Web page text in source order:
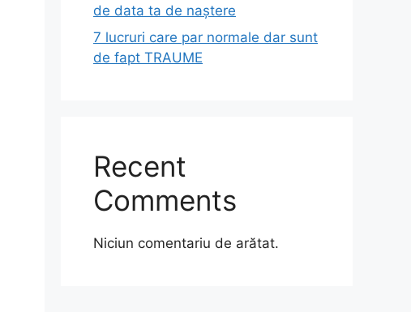
de data ta de naștere
7 lucruri care par normale dar sunt
de fapt TRAUME
Recent
Comments
Niciun comentariu de arătat.